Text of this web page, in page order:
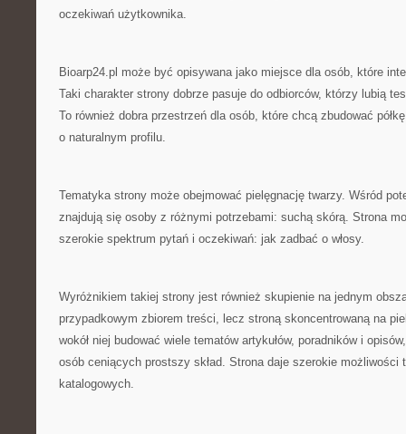
oczekiwań użytkownika.
Bioarp24.pl może być opisywana jako miejsce dla osób, które
Taki charakter strony dobrze pasuje do odbiorców, którzy lubią
To również dobra przestrzeń dla osób, które chcą zbudować
o naturalnym profilu.
Tematyka strony może obejmować pielęgnację twarzy. Wśród
znajdują się osoby z różnymi potrzebami: suchą skórą. Strona
szerokie spektrum pytań i oczekiwań: jak zadbać o włosy.
Wyróżnikiem takiej strony jest również skupienie na jednym
przypadkowym zbiorem treści, lecz stroną skoncentrowaną na
wokół niej budować wiele tematów artykułów, poradników i
osób ceniących prostszy skład. Strona daje szerokie możliwości
katalogowych.